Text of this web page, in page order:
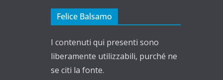
Felice Balsamo
I contenuti qui presenti sono
liberamente utilizzabili, purché ne
se citi la fonte.